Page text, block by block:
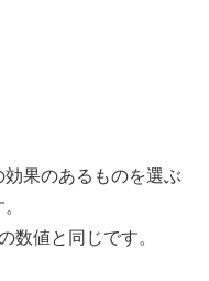
果のあるものを選ぶ
数値と同じです。